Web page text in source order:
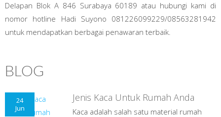
Delapan Blok A 846 Surabaya 60189 atau hubungi kami di
nomor hotline Hadi Suyono 081226099229/08563281942
untuk mendapatkan berbagai penawaran terbaik.
BLOG
24
Jun
Jenis Kaca Untuk Rumah Anda
Kaca adalah salah satu material rumah